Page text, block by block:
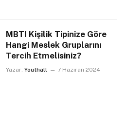
MBTI Kişilik Tipinize Göre
Hangi Meslek Gruplarını
Tercih Etmelisiniz?
Yazar: Youthall 7 Haziran 2024